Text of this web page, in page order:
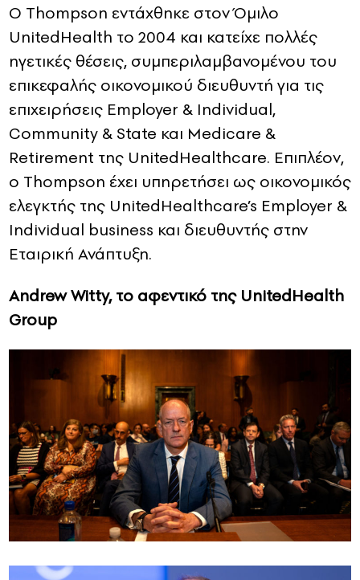
Ο Thompson εντάχθηκε στον Όμιλο
UnitedHealth το 2004 και κατείχε πολλές
ηγετικές θέσεις, συμπεριλαμβανομένου του
επικεφαλής οικονομικού διευθυντή για τις
επιχειρήσεις Employer & Individual,
Community & State και Medicare &
Retirement της UnitedHealthcare. Επιπλέον,
ο Thompson έχει υπηρετήσει ως οικονομικός
ελεγκτής της UnitedHealthcare’s Employer &
Individual business και διευθυντής στην
Εταιρική Ανάπτυξη.
Andrew Witty, το αφεντικό της UnitedHealth
Group